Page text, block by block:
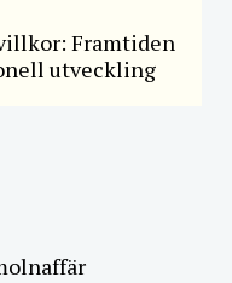
Framtiden
utveckling